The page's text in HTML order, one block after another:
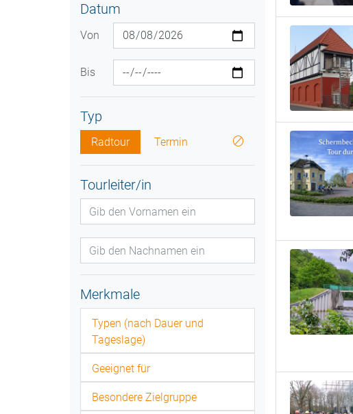
Datum
Von
Bis
Typ
Radtour Termin
Tourleiter/in
Merkmale
Typen (nach Dauer und
Tageslage)
Geeignet für
Besondere Zielgruppe